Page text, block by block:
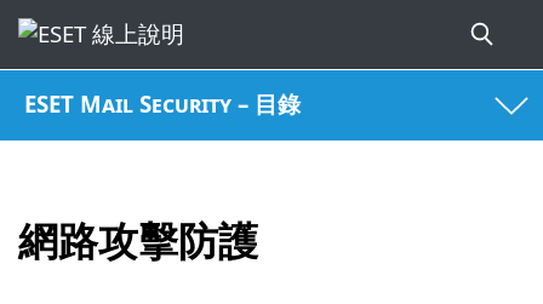
ESET Mail Security – 目錄
網路攻擊防護